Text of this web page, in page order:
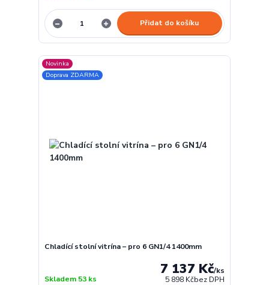
Přidat do košíku
Novinka
Doprava ZDARMA
Chladící stolní vitrína – pro 6 GN1/4 1400mm
7 137 Kč/ks
5 898 Kčbez DPH
Skladem 53 ks